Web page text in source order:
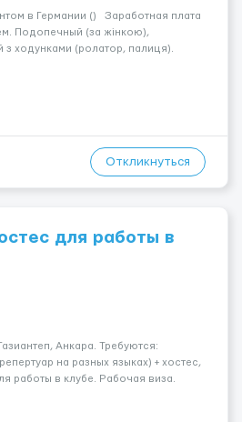
в Германии () Заработная плата
Подопечный (за жінкою),
з ходунками (ролатор, палиця).
Требования: По...
Откликнуться
для работы в
Анкара. Требуются:
на разных языках) + хостеc,
работы в клубе. Рабочая виза.
страховка. Высокая зарплат...